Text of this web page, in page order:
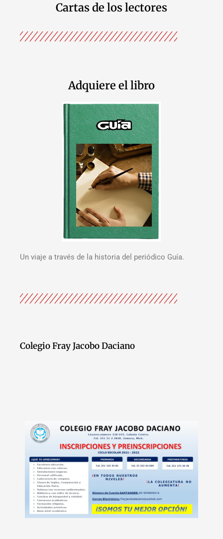
Cartas de los lectores
Adquiere el libro
Un viaje a través de la historia del periódico Guía.
Colegio Fray Jacobo Daciano